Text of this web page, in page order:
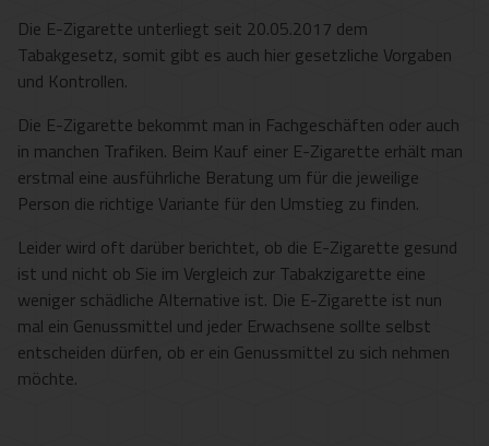
Die E-Zigarette unterliegt seit 20.05.2017 dem
Tabakgesetz, somit gibt es auch hier gesetzliche Vorgaben
und Kontrollen.
Die E-Zigarette bekommt man in Fachgeschäften oder auch
in manchen Trafiken. Beim Kauf einer E-Zigarette erhält man
erstmal eine ausführliche Beratung um für die jeweilige
Person die richtige Variante für den Umstieg zu finden.
Leider wird oft darüber berichtet, ob die E-Zigarette gesund
ist und nicht ob Sie im Vergleich zur Tabakzigarette eine
weniger schädliche Alternative ist. Die E-Zigarette ist nun
mal ein Genussmittel und jeder Erwachsene sollte selbst
entscheiden dürfen, ob er ein Genussmittel zu sich nehmen
möchte.